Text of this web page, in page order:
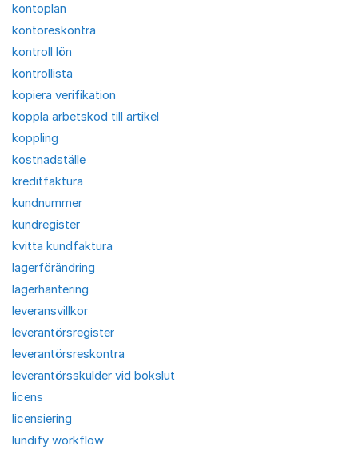
kontoplan
kontoreskontra
kontroll lön
kontrollista
kopiera verifikation
koppla arbetskod till artikel
koppling
kostnadställe
kreditfaktura
kundnummer
kundregister
kvitta kundfaktura
lagerförändring
lagerhantering
leveransvillkor
leverantörsregister
leverantörsreskontra
leverantörsskulder vid bokslut
licens
licensiering
lundify workflow